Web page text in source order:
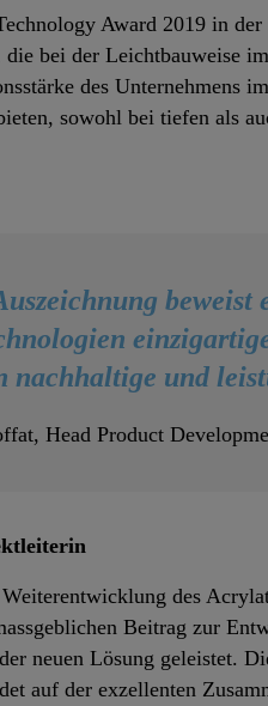
Award 2019 in
bei der Leichtbauweise
des
sowohl bei tiefen als
nachhaltige und
Head Product
des
Beitrag zur
neuen Lösung geleistet.
auf der exzellenten